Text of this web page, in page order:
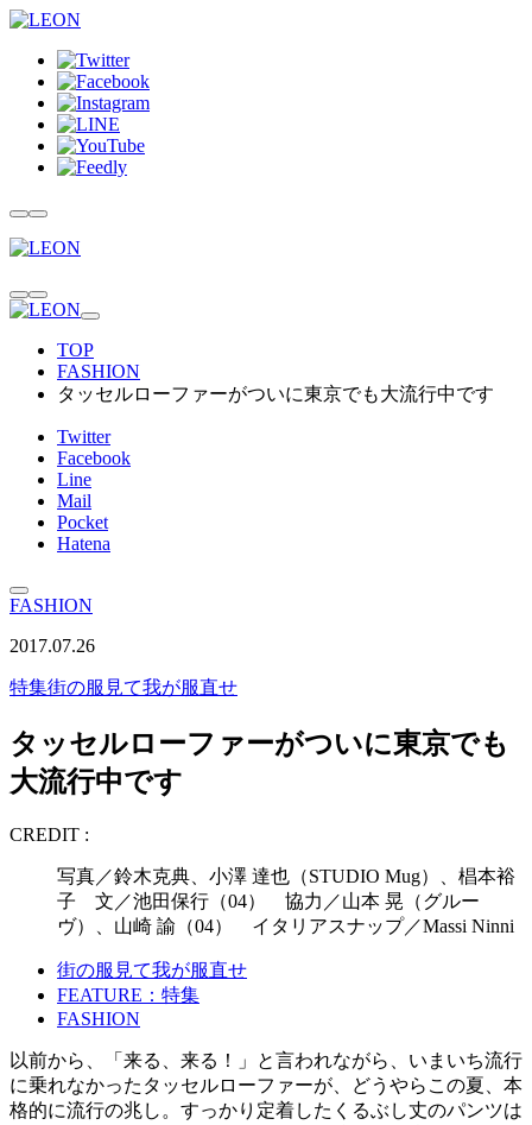
TOP
FASHION
タッセルローファーがついに東京でも大流行中です
Twitter
Facebook
Line
Mail
Pocket
Hatena
FASHION
2017.07.26
特集街の服見て我が服直せ
タッセルローファーがついに東京でも
大流行中です
CREDIT :
写真／鈴木克典、小澤 達也（STUDIO Mug）、椙本裕
子 文／池田保行（04） 協力／山本 晃（グルー
ヴ）、山崎 諭（04） イタリアスナップ／Massi Ninni
街の服見て我が服直せ
FEATURE：特集
FASHION
以前から、「来る、来る！」と言われながら、いまいち流行
に乗れなかったタッセルローファーが、どうやらこの夏、本
格的に流行の兆し。すっかり定着したくるぶし丈のパンツは